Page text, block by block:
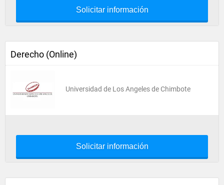
Solicitar información
Derecho (Online)
Universidad de Los Angeles de Chimbote
Solicitar información